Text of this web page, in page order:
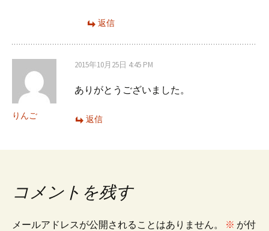
返信
りんご
2015年10月25日 4:45 PM
ありがとうございました。
返信
コメントを残す
メールアドレスが公開されることはありません。 ※ が付